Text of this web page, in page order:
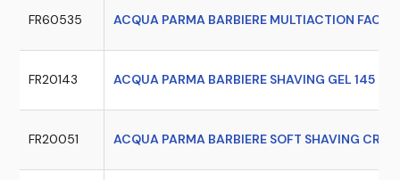
FR60535 ACQUA PARMA BARBIERE MULTIACTION FACE
FR20143 ACQUA PARMA BARBIERE SHAVING GEL 145 GR
FR20051 ACQUA PARMA BARBIERE SOFT SHAVING